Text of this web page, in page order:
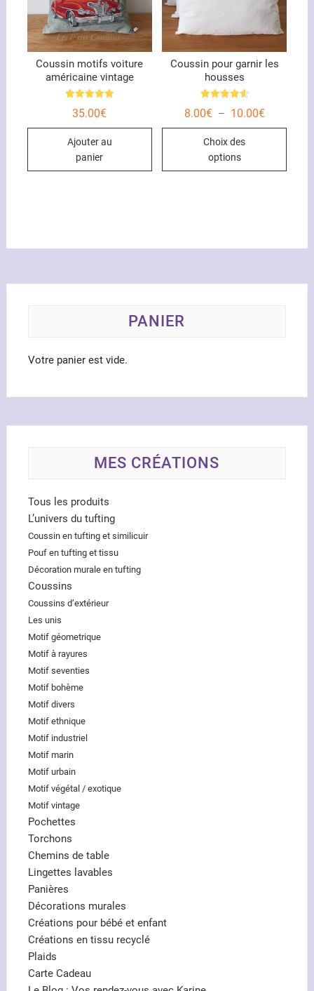
Coussin motifs voiture
américaine vintage
5.00
35.00€
Ajouter au
panier
Coussin pour garnir les
housses
4.67
8.00€ – 10.00€Plage
Choix des
options
PANIER
Votre panier est vide.
MES CRÉATIONS
Tous les produits
L’univers du tufting
Coussin en tufting et similicuir
Pouf en tufting et tissu
Décoration murale en tufting
Coussins
Coussins d’extérieur
Les unis
Motif géometrique
Motif à rayures
Motif seventies
Motif bohème
Motif divers
Motif ethnique
Motif industriel
Motif marin
Motif urbain
Motif végétal / exotique
Motif vintage
Pochettes
Torchons
Chemins de table
Lingettes lavables
Panières
Décorations murales
Créations pour bébé et enfant
Créations en tissu recyclé
Plaids
Carte Cadeau